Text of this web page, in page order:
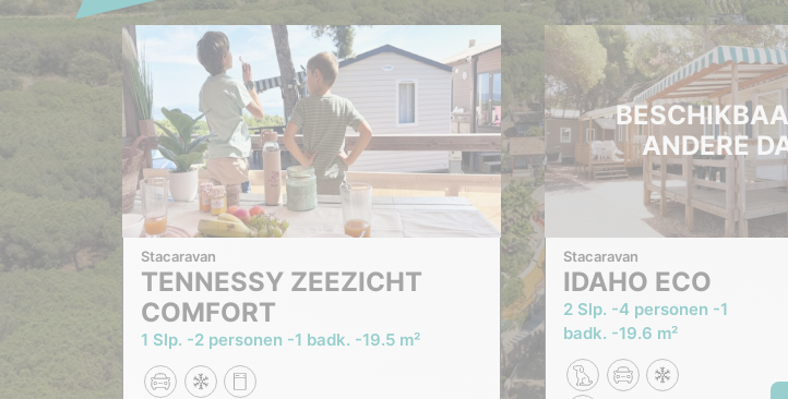
Stacaravan
TENNESSY ZEEZICHT
COMFORT
1 Slp. 2 personen 1 badk. 19.5 m²
ANDERE
Stacaravan
IDAHO ECO
2 Slp. 4 personen
1
badk.
19.6 m²